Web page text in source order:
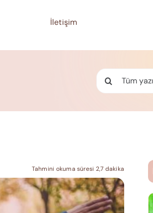
İletişim
Ara:
Tahmini okuma süresi 2,7 dakika